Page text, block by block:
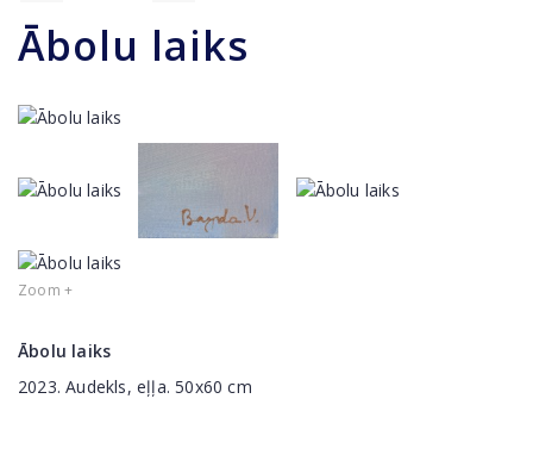
Ābolu laiks
Zoom +
Ābolu laiks
2023. Audekls, eļļa. 50x60 cm